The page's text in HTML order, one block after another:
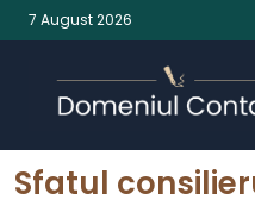
7 August 2026
Sfatul